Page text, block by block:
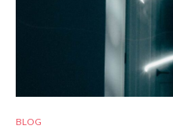
BLOG